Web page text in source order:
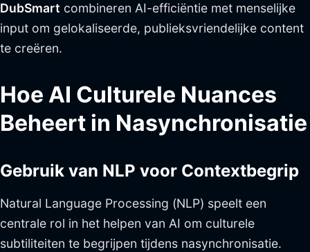
DubSmart combineren AI-efficiëntie met menselijke
input om gelokaliseerde, publieksvriendelijke content
te creëren.
Hoe AI Culturele Nuances
Beheert in Nasynchronisatie
Gebruik van NLP voor Contextbegrip
Natural Language Processing (NLP) speelt een
centrale rol in het helpen van AI om culturele
subtiliteiten te begrijpen tijdens nasynchronisatie.